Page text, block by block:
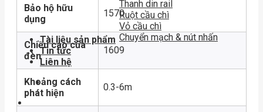
Thanh din rail
Ruột cầu chì
Vỏ cầu chì
Chuyển mạch & nút nhấn
Tài liệu sản phẩm
Tin tức
Liên hệ
Bảo hộ hữu
dụng
1570
Chiều cao của
đèn
1609
Khoảng cách
phát hiện
0.3-6m